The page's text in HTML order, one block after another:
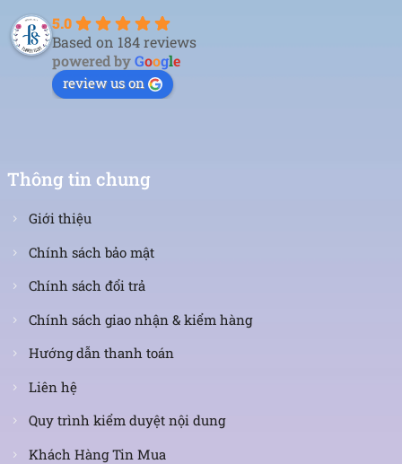
5.0
Based on 184 reviews
powered byGoogle
review us on
Thông tin chung
Giới thiệu
Chính sách bảo mật
Chính sách đổi trả
Chính sách giao nhận & kiểm hàng
Hướng dẫn thanh toán
Liên hệ
Quy trình kiểm duyệt nội dung
Khách Hàng Tin Mua